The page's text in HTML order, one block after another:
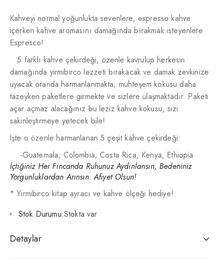
Kahveyi normal yoğunlukta sevenlere, espresso kahve
içerken kahve aromasını damağında bırakmak isteyenlere
Espresco!
5 farklı kahve çekirdeği, özenle kavrulup herkesin
damağında yirmibirco lezzeti bırakacak ve damak zevkinize
uyacak oranda harmanlanmakta; muhteşem kokusu daha
tazeyken paketlere girmekte ve sizlere ulaşmaktadır. Paketi
açar açmaz alacağınız bu leziz kahve kokusu, sizi
sakinleştirmeye yetecek bile!
İşte o özenle harmanlanan 5 çeşit kahve çekirdeği:
-Guatemala, Colombia, Costa Rica, Kenya, Ethiopia
İçtiğiniz Her Fincanda Ruhunuz Aydınlansın, Bedeniniz
Yorgunluklardan Arınsın. Afiyet Olsun!
* Yirmibirco kitap ayracı ve kahve ölçeği hediye!
Stok Durumu:Stokta var
Detaylar